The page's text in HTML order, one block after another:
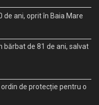
de ani, oprit în Baia Mare
bărbat de 81 de ani, salvat
de protecție pentru o